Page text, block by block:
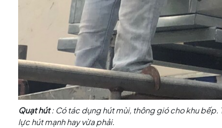
Quạt hút: Có tác dụng hút mùi, thông gió cho khu
lực hút mạnh hay vừa phải.